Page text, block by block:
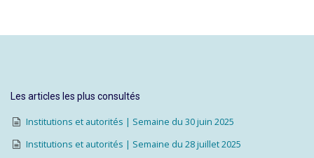
Les articles les plus consultés
Institutions et autorités | Semaine du 30 juin 2025
Institutions et autorités | Semaine du 28 juillet 2025